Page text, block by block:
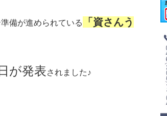
備が進められている
「資さんう
が発表されました♪